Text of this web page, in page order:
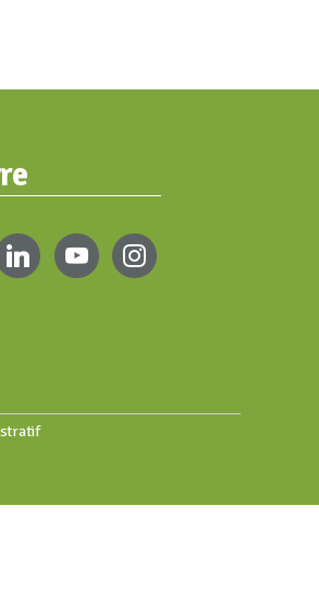
YOUTUBEINSTAGRAM